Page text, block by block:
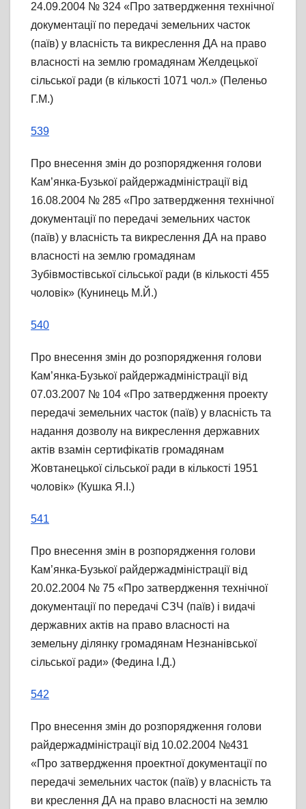
24.09.2004 № 324 «Про затвердження технічної
документації по передачі земельних часток
(паїв) у власність та викреслення ДА на право
власності на землю громадянам Желдецької
сільської ради (в кількості 1071 чол.» (Пеленьо
Г.М.)
539
Про внесення змін до розпорядження голови
Кам’янка-Бузької райдержадміністрації від
16.08.2004 № 285 «Про затвердження технічної
документації по передачі земельних часток
(паїв) у власність та викреслення ДА на право
власності на землю громадянам
Зубівмостівської сільської ради (в кількості 455
чоловік» (Кунинець М.Й.)
540
Про внесення змін до розпорядження голови
Кам’янка-Бузької райдержадміністрації від
07.03.2007 № 104 «Про затвердження проекту
передачі земельних часток (паїв) у власність та
надання дозволу на викреслення державних
актів взамін сертифікатів громадянам
Жовтанецької сільської ради в кількості 1951
чоловік» (Кушка Я.І.)
541
Про внесення змін в розпорядження голови
Кам’янка-Бузької райдержадміністрації від
20.02.2004 № 75 «Про затвердження технічної
документації по передачі СЗЧ (паїв) і видачі
державних актів на право власності на
земельну ділянку громадянам Незнанівської
сільської ради» (Федина І.Д.)
542
Про внесення змін до розпорядження голови
райдержадміністрації від 10.02.2004 №431
«Про затвердження проектної документації по
передачі земельних часток (паїв) у власність та
ви креслення ДА на право власності на землю